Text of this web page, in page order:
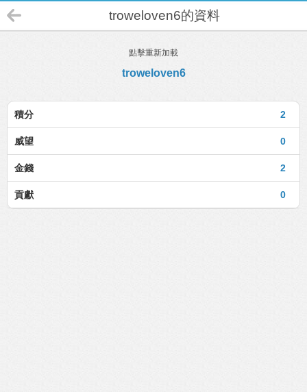
troweloven6的資料
點擊重新加載
troweloven6
2
積分
0
威望
2
金錢
0
貢獻